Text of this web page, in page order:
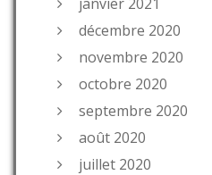
décembre 2020
novembre 2020
octobre 2020
septembre 2020
août 2020
juillet 2020